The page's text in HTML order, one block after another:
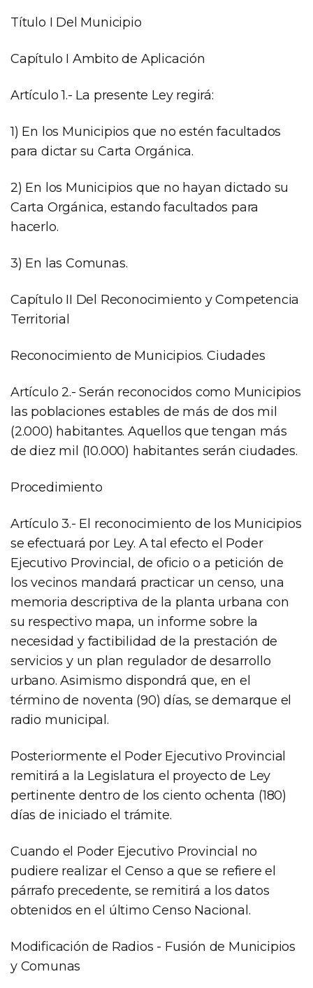
Título I Del Municipio
Capítulo I Ambito de Aplicación
Artículo 1.- La presente Ley regirá:
1) En los Municipios que no estén facultados
para dictar su Carta Orgánica.
2) En los Municipios que no hayan dictado su
Carta Orgánica, estando facultados para
hacerlo.
3) En las Comunas.
Capítulo II Del Reconocimiento y Competencia
Territorial
Reconocimiento de Municipios. Ciudades
Artículo 2.- Serán reconocidos como Municipios
las poblaciones estables de más de dos mil
(2.000) habitantes. Aquellos que tengan más
de diez mil (10.000) habitantes serán ciudades.
Procedimiento
Artículo 3.- El reconocimiento de los Municipios
se efectuará por Ley. A tal efecto el Poder
Ejecutivo Provincial, de oficio o a petición de
los vecinos mandará practicar un censo, una
memoria descriptiva de la planta urbana con
su respectivo mapa, un informe sobre la
necesidad y factibilidad de la prestación de
servicios y un plan regulador de desarrollo
urbano. Asimismo dispondrá que, en el
término de noventa (90) días, se demarque el
radio municipal.
Posteriormente el Poder Ejecutivo Provincial
remitirá a la Legislatura el proyecto de Ley
pertinente dentro de los ciento ochenta (180)
días de iniciado el trámite.
Cuando el Poder Ejecutivo Provincial no
pudiere realizar el Censo a que se refiere el
párrafo precedente, se remitirá a los datos
obtenidos en el último Censo Nacional.
Modificación de Radios - Fusión de Municipios
y Comunas